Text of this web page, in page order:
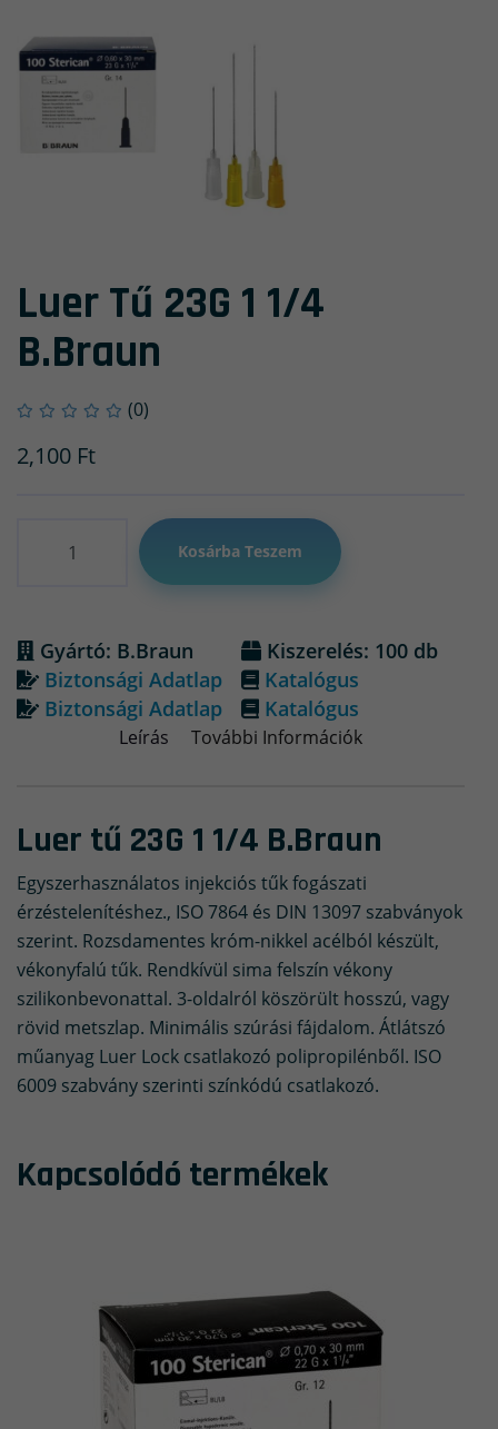
Luer Tű 23G 1 1/4
B.Braun
(0)
2,100 Ft
Kosárba Teszem
Gyártó: B.Braun
Kiszerelés: 100 db
Biztonsági Adatlap
Katalógus
Biztonsági Adatlap
Katalógus
Leírás További Információk
Luer tű 23G 1 1/4 B.Braun
Egyszerhasználatos injekciós tűk fogászati
érzéstelenítéshez., ISO 7864 és DIN 13097 szabványok
szerint. Rozsdamentes króm-nikkel acélból készült,
vékonyfalú tűk. Rendkívül sima felszín vékony
szilikonbevonattal. 3-oldalról köszörült hosszú, vagy
rövid metszlap. Minimális szúrási fájdalom. Átlátszó
műanyag Luer Lock csatlakozó polipropilénből. ISO
6009 szabvány szerinti színkódú csatlakozó.
Kapcsolódó termékek